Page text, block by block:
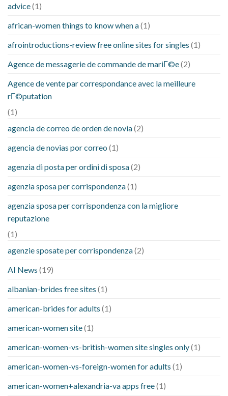
advice(1)
african-women things to know when a(1)
afrointroductions-review free online sites for singles (1)
Agence de messagerie de commande de mariГ©e(2)
Agence de vente par correspondance avec la meilleure
rГ©putation
(1)
agencia de correo de orden de novia(2)
agencia de novias por correo (1)
agenzia di posta per ordini di sposa(2)
agenzia sposa per corrispondenza(1)
agenzia sposa per corrispondenza con la migliore
reputazione
(1)
agenzie sposate per corrispondenza(2)
AI News (19)
albanian-brides free sites (1)
american-brides for adults (1)
american-women site(1)
american-women-vs-british-women site singles only(1)
american-women-vs-foreign-women for adults (1)
american-women+alexandria-va apps free(1)